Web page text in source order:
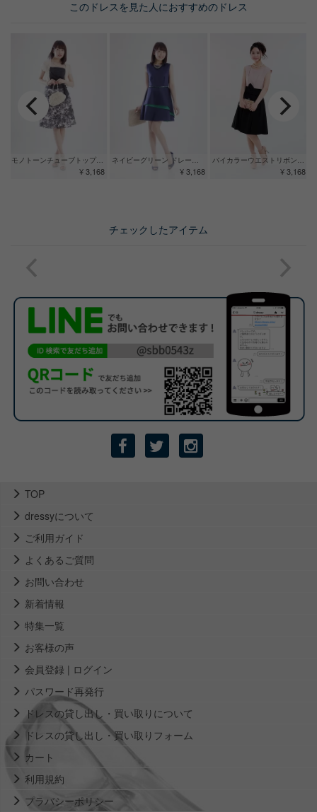
このドレスを見た人におすすめのドレス
ネイビーグリーン ドレープドレス
¥ 3,168
バイカラーウエストリボンドレス
¥ 3,168
モノトーンチューブトップドレス
¥ 3,168
チェックしたアイテム
TOP
dressyについて
ご利用ガイド
よくあるご質問
お問い合わせ
新着情報
特集一覧
お客様の声
会員登録 | ログイン
パスワード再発行
ドレスの貸し出し・買い取りについて
ドレスの貸し出し・買い取りフォーム
カート
利用規約
プラバシーポリシー